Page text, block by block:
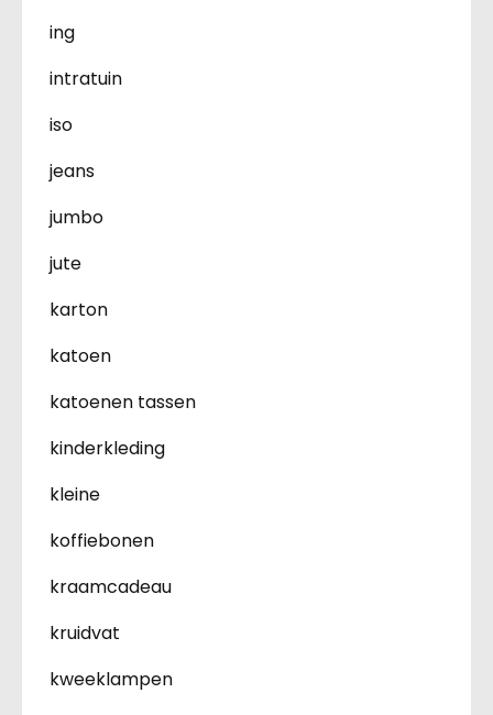
ing
intratuin
iso
jeans
jumbo
jute
karton
katoen
katoenen tassen
kinderkleding
kleine
koffiebonen
kraamcadeau
kruidvat
kweeklampen